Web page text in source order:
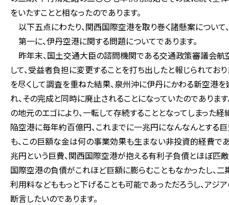
をいたすことと相なったのであります。
以下五点にわたり、関西国際空港を取り巻く諸懸案につい
第一に、伊丹空港に関する問題についてであります。
昨年末、国土交通大臣の諮問機関である交通政策審議会
して、受益者負担に変更することを打ち出したと報じられてお
を尽くして調査を重ねた結果、泉州沖に伊丹にかわる新空港
れ、その完成と同時に廃止されることになっていたのでありま
の地元のエゴにより、一転して存続することとなってしまった
陥空港に毎年約百億円、これまでに一兆円になんなんとする
も、この巨額な金は何の事業効果も生まない非投資的経費で
兆円という巨費、関西国際空港が抱える有利子負債とほぼ匹
国際空港の負債がこれほど巨額に膨らむこともなかったし、二
利用料などももっと下げることも可能であっただろうし、ア
断言したいのであります。